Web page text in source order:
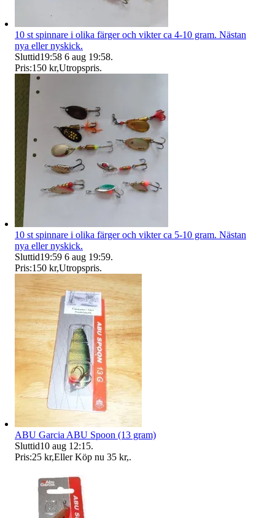
10 st spinnare i olika färger och vikter ca 4-10 gram. Nästan
nya eller nyskick.
Sluttid19:58 6 aug 19:58.
Pris:150 kr,Utropspris.
10 st spinnare i olika färger och vikter ca 5-10 gram. Nästan
nya eller nyskick.
Sluttid19:59 6 aug 19:59.
Pris:150 kr,Utropspris.
ABU Garcia ABU Spoon (13 gram)
Sluttid10 aug 12:15.
Pris:25 kr,Eller Köp nu 35 kr,.